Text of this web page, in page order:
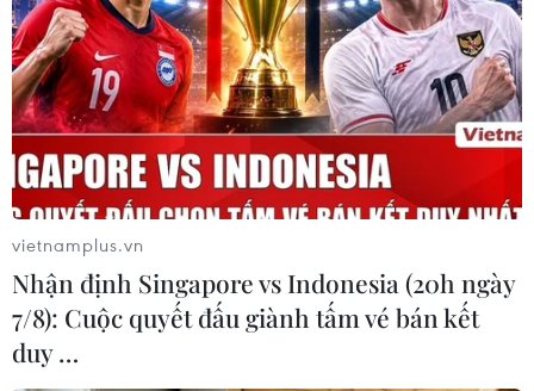
TIN LIÊN QUAN
vietnamplus.vn
Nhận định Singapore vs Indonesia (20h ngày
7/8): Cuộc quyết đấu giành tấm vé bán kết
duy …